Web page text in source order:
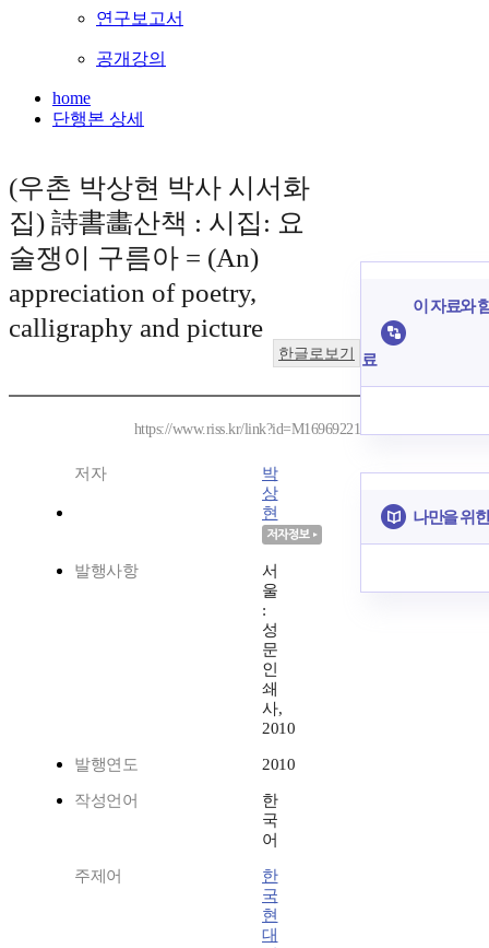
연구보고서
공개강의
home
단행본 상세
(우촌 박상현 박사 시서화
집) 詩書畵산책 : 시집: 요
술쟁이 구름아 = (An)
appreciation of poetry,
calligraphy and picture
한글로보기
https://www.riss.kr/link?id=M16969221
저자
박
상
현
발행사항
서
울
:
성
문
인
쇄
사,
2010
발행연도 2010
작성언어
한
국
어
주제어
한
국
현
대
이 자료와
료
나만을 위